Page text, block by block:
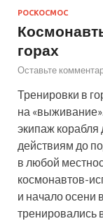
РОСКОСМОС
горах
Оставьте
Тренировки в
на
экипаж
действиям до
в любой
космонавтов-
и начало
тренировались